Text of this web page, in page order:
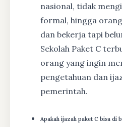
nasional, tidak
formal, hingga
dan bekerja tapi
Sekolah Paket C
orang yang ingin
pengetahuan dan
pemerintah.
Apakah ijazah paket C bisa di